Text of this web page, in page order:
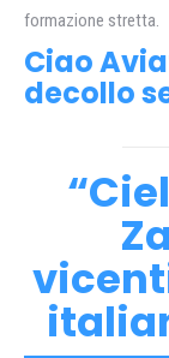
formazione stretta.
Ciao
decollo